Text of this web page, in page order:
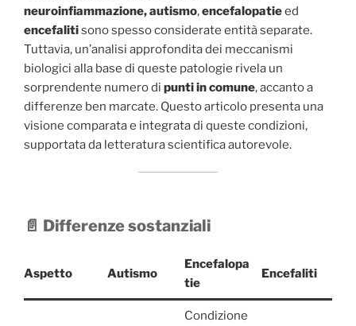
neuroinfiammazione, autismo,encefalopatieed
encefalitisono spesso considerate entità separate.
Tuttavia, un’analisi approfondita dei meccanismi
biologici alla base di queste patologie rivela un
sorprendente numero di punti in comune, accanto a
differenze ben marcate. Questo articolo presenta una
visione comparata e integrata di queste condizioni,
supportata da letteratura scientifica autorevole.
📄 Differenze sostanziali
Aspetto Autismo
Encefalopa
tie
Encefaliti
Condizione